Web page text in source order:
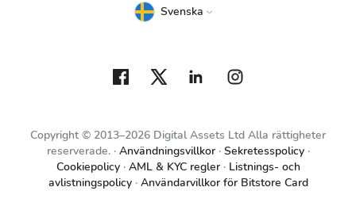
Copyright © 2013–2026 Digital Assets Ltd Alla rättigheter
reserverade.
Användningsvillkor
Sekretesspolicy
Cookiepolicy
AML & KYC regler
Listnings- och
avlistningspolicy
Användarvillkor för Bitstore Card
Svenska